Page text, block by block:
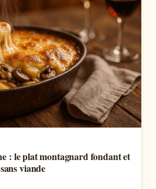
: le plat montagnard fondant et
viande